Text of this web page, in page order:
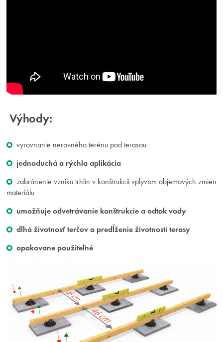
Výhody:
vyrovnanie nerovného terénu pod terasou
jednoduchá a rýchla aplikácia
zabránenie vzniku trhlín v konštrukcii vplyvom objemových zmien
materiálu
umožňuje odvetrávanie konštrukcie a odtok vody
dlhá životnosť terčov a predĺženie životnosti terasy
opakovane použiteľné